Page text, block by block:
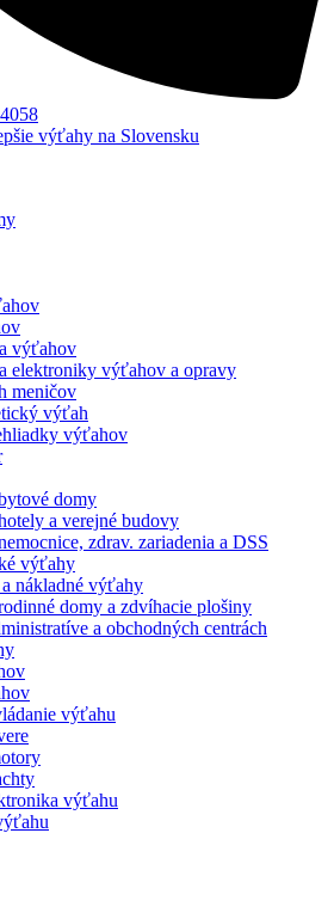
výťahov
elektroniky výťahov a opravy
meničov
výťah
výťahov
domy
a verejné budovy
zdrav. zariadenia a DSS
výťahy
nákladné výťahy
domy a zdvíhacie plošiny
a obchodných centrách
výťahu
výťahu